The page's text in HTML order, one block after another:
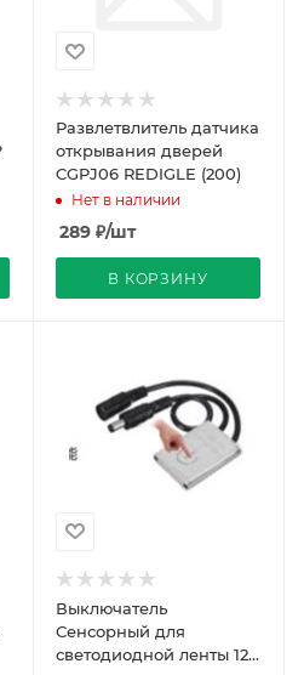
Развлетвлитель датчика
открывания дверей
CGPJ06 REDIGLE (200)
Нет в наличии
289₽/шт
В КОРЗИНУ
Выключатель
Сенсорный для
светодиодной ленты 12-